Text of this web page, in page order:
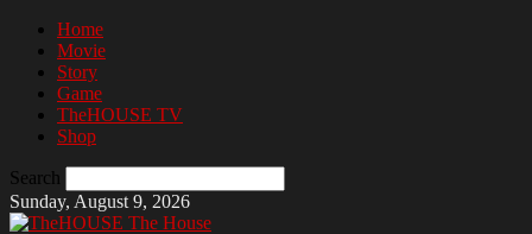
Home
Movie
Story
Game
TheHOUSE TV
Shop
Search
Sunday, August 9, 2026
The House